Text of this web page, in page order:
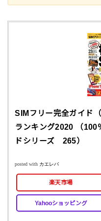
SIMフリー完全ガイド
ランキング2020 （
ドシリーズ 265）
posted with カエレバ
楽天市場
Yahooショッピング